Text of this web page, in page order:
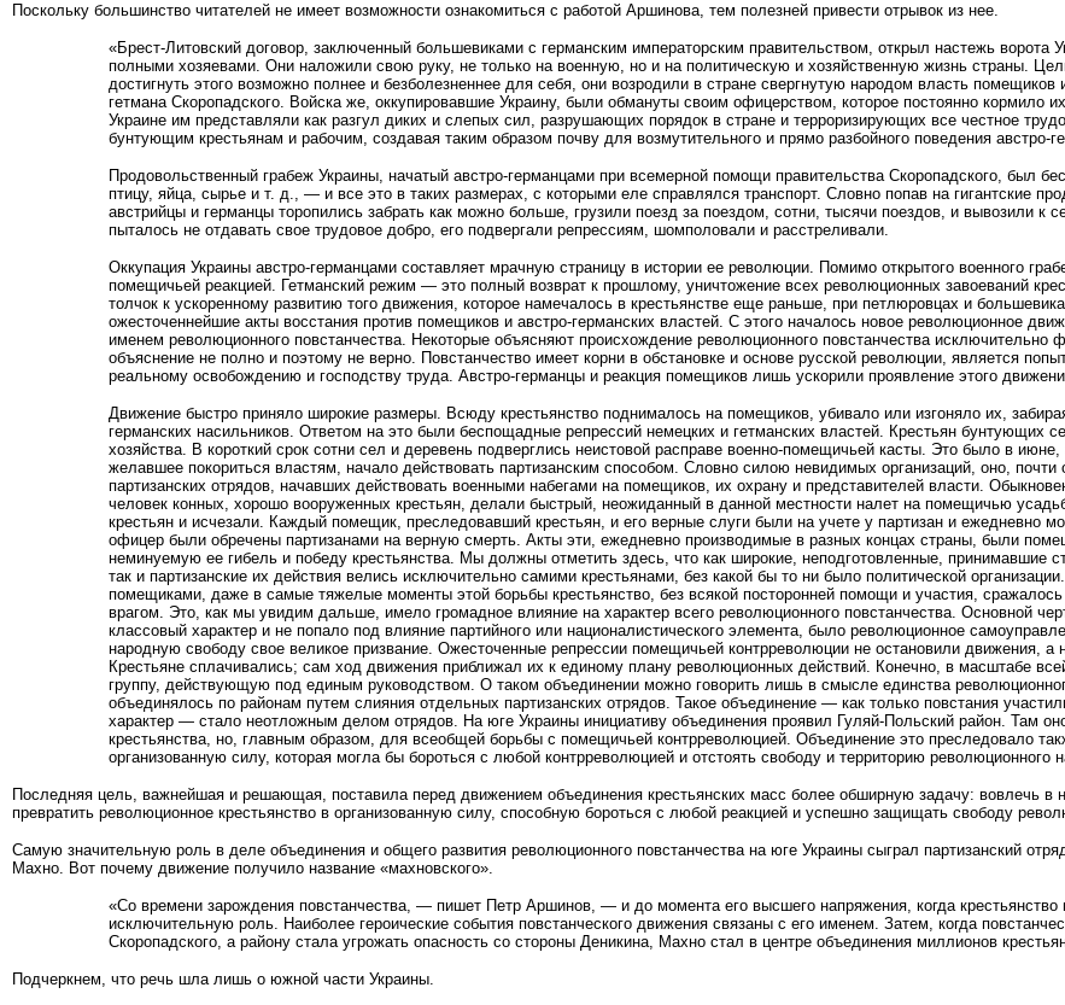
Поскольку большинство читателей не имеет возможности ознако­миться с работой Аршинова, тем полезней привести отрывок из нее.
«Брест-Литовский договор, заключенный большевиками с германским императорским правительством, открыл настежь
полными хозяевами. Они наложили свою руку, не только на военную, но и на политическую и хозяйственную жизнь страны.
достигнуть этого возможно полнее и безболезненнее для себя, они возродили в стране свергнутую народом власть
гетмана Скоропадского. Войска же, оккупировавшие Украину, были обмануты своим офицерством, которое постоянно
Украине им представляли как разгул диких и слепых сил, разрушающих порядок в стране и терроризирующих все честное
бунтующим крестьянам и рабочим, созда­вая таким образом почву для возмутительного и прямо разбойного поведения австро-
Продовольственный грабеж Украины, начатый австро-германцами при всемерной помощи правительства Скоропадского, был
птицу, яйца, сырье и т. д., — и все это в таких размерах, с которыми еле справлялся транспорт. Словно попав на гигантские
австрийцы и германцы торопились забрать как можно больше, грузили поезд за поездом, сотни, тысячи поездов, и вывозили к
пыталось не отдавать свое трудовое добро, его подвергали репрессиям, шомполовали и расстреливали.
Оккупация Украины австро-германцами составляет мрачную страницу в истории ее революции. Помимо открытого военного
помещичьей реакцией. Гетманский режим — это полный возврат к прошлому, уничтожение всех революционных завоеваний
толчок к ускоренному развитию того движения, которое намечалось в крестьянстве еще раньше, при петлюровцах и
ожесточеннейшие акты восстания против помещиков и австро-германских властей. С этого началось новое революционное
именем революционного повстанчества. Некоторые объясняют происхождение революционного повстанчества исключительно
объяснение не полно и поэтому не верно. Повстанчество имеет корни в обстановке и основе русской революции, явля­ется
реальному освобождению и господству труда. Австро-германцы и реакция помещиков лишь ускорили проявление этого
Движение быстро приняло широкие размеры. Всюду крестьянство поднималось на помещиков, убивало или изгоняло их,
германских насильников. Ответом на это были беспощадные репрессий немецких и гетманских властей. Крестьян бунтующих
хозяйства. В короткий срок сотни сел и деревень подверглись неистовой расправе военно-помещичьей касты. Это было в
желавшее покориться властям, начало действовать партизанским способом. Словно силою невидимых организаций, оно,
партизанских отрядов, начавших действовать военными набегами на помещиков, их охрану и представителей власти.
человек конных, хорошо вооруженных крестьян, делали быстрый, неожиданный в данной местности налет на помещичью
крестьян и исчезали. Каждый помещик, преследовавший крестьян, и его верные слуги были на учете у партизан и ежедневно
офицер были обречены партизанами на верную смерть. Акты эти, ежедневно производимые в разных концах страны, были
неминуемую ее гибель и победу крестьянства. Мы должны отметить здесь, что как широкие, неподготовленные, принимавшие
так и партизанские их действия велись исключительно самими крестьянами, без какой бы то ни было политической
помещиками, даже в самые тяжелые моменты этой борьбы крестьянство, без всякой посторонней помо­щи и участия,
врагом. Это, как мы увидим дальше, имело громадное влияние на характер всего революционного повстанчества. Основной
классовый характер и не попало под влияние партийного или националистического элемента, было революционное
народную свободу свое великое призвание. Ожесточенные репрессии помещичьей контрреволюции не остановили движения,
Крестьяне сплачивались; сам ход движения приближал их к единому плану революционных действий. Конеч­но, в масштабе
группу, действующую под единым руководством. О таком объединении можно говорить лишь в смысле единства
объединялось по районам путем слияния отдельных партизанских отрядов. Такое объединение — как толь­ко повстания
характер — стало неотложным делом отрядов. На юге Украины инициативу объединения проявил Гуляй-Польский район. Там
крестьянства, но, главным образом, для всеобщей борьбы с помещичьей контрреволюцией. Объединение это преследовало
организованную силу, которая могла бы бороться с любой контрреволюцией и отстоять свободу и территорию революционного
Последняя цель, важнейшая и решающая, поставила перед движением объединения крестьянских масс более обширную задачу: вовлечь в
превратить революционное крестьянство в организованную силу, способную бороться с любой реакцией и успешно защищать свободу
Самую значительную роль в деле объединения и общего развития революционного повстанчества на юге Украины сыграл партизанский
Махно. Вот почему движение получило название «махновского».
«Со времени зарождения повстанчества, — пишет Петр Аршинов, — и до момента его высшего напряжения, когда
исключительную роль. Наиболее героические события повстанческого движения связаны с его именем. Затем, когда
Скоропадского, а району стала угрожать опасность со стороны Деникина, Махно стал в центре объединения миллионов
Подчеркнем, что речь шла лишь о южной части Украины.